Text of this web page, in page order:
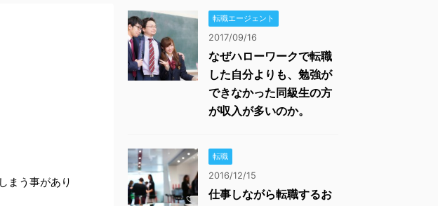
まう事があり
転職エージェント
2017/09/16
なぜハローワークで転職
した自分よりも、勉強が
できなかった同級生の方
が収入が多いのか。
転職
2016/12/15
仕事しながら転職するお